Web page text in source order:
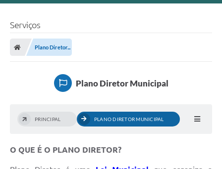
Turismo
Transparência
Fale Conosco
Serviços
Plano Diretor...
Plano Diretor Municipal
PRINCIPAL PLANO DIRETOR MUNICIPAL
O QUE É O PLANO DIRETOR?